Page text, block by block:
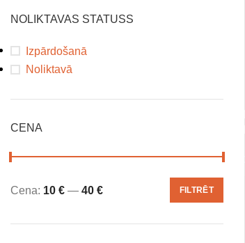
NOLIKTAVAS STATUSS
Izpārdošanā
Noliktavā
CENA
FILTRĒT
Cena: 10 € — 40 €